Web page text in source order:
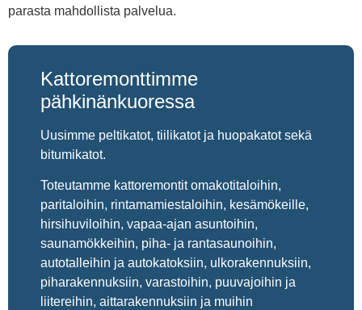
parasta mahdollista palvelua.
Kattoremonttimme
pähkinänkuoressa
Uusimme peltikatot, tiilikatot ja huopakatot sekä
bitumikatot.
Toteutamme kattoremontit omakotitaloihin,
paritaloihin, rintamamiestaloihin, kesämökeille,
hirsihuviloihin, vapaa-ajan asuntoihin,
saunamökkeihin, piha- ja rantasaunoihin,
autotalleihin ja autokatoksiin, ulkorakennuksiin,
piharakennuksiin, varastoihin, puuvajoihin ja
liitereihin, aittarakennuksiin ja muihin